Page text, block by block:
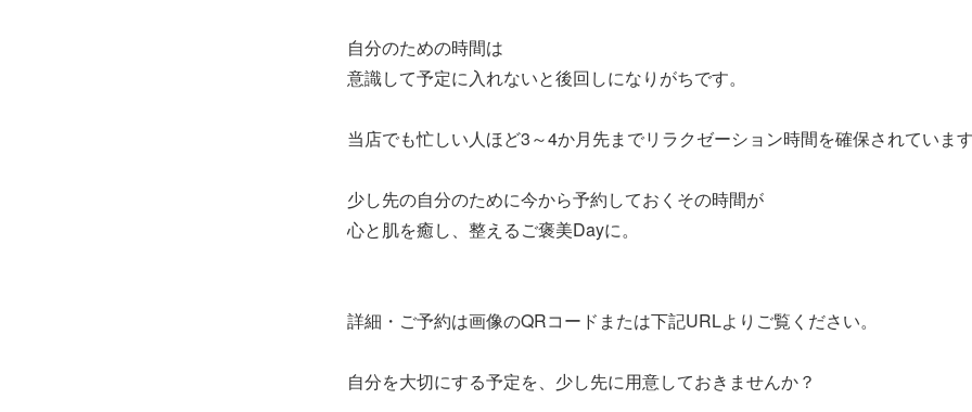
自分のための時間は
意識して予定に入れないと後回しになりがちです。
当店でも忙しい人ほど3～4か月先までリラクゼーション時間を確保されていま
少し先の自分のために今から予約しておくその時間が
心と肌を癒し、整えるご褒美Dayに。
詳細・ご予約は画像のQRコードまたは下記URLよりご覧ください。
自分を大切にする予定を、少し先に用意しておきませんか？